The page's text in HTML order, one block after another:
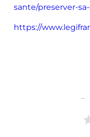
sante/preserver-
https://